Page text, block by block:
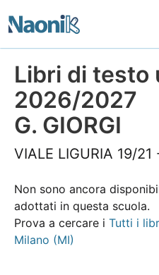
Libri di testo
2026/2027
G. GIORGI
VIALE LIGURIA 19/
Non sono ancora
adottati in questa scuola.
Prova a cercare i Tutti i
Milano (MI)